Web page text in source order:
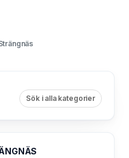
Sök i alla kategorier